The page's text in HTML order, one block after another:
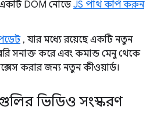
DOM নোডেJS পাথ কপি করুন
, যার মধ্যে রয়েছে একটি নতুন
সনাক্ত করে এবং কমান্ড মেনু থেকে
করার জন্য নতুন কীওয়ার্ড।
ভিডিও সংস্করণ